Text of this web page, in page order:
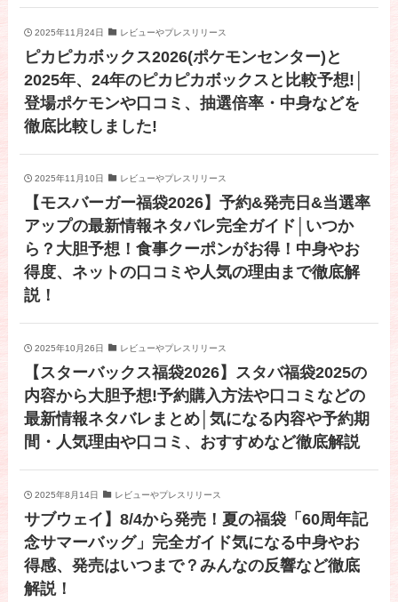
2025年11月24日 レビューやプレスリリース
ピカピカボックス2026(ポケモンセンター)と
2025年、24年のピカピカボックスと比較予想!│
登場ポケモンや口コミ、抽選倍率・中身などを
徹底比較しました!
2025年11月10日 レビューやプレスリリース
【モスバーガー福袋2026】予約&発売日&当選率
アップの最新情報ネタバレ完全ガイド│いつか
ら？大胆予想！食事クーポンがお得！中身やお
得度、ネットの口コミや人気の理由まで徹底解
説！
2025年10月26日 レビューやプレスリリース
【スターバックス福袋2026】スタバ福袋2025の
内容から大胆予想!予約購入方法や口コミなどの
最新情報ネタバレまとめ│気になる内容や予約期
間・人気理由や口コミ、おすすめなど徹底解説
2025年8月14日 レビューやプレスリリース
サブウェイ】8/4から発売！夏の福袋「60周年記
念サマーバッグ」完全ガイド気になる中身やお
得感、発売はいつまで？みんなの反響など徹底
解説！